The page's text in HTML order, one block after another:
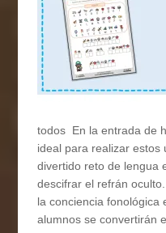
todos En la entrada de
ideal para realizar estos
divertido reto de lengua
descifrar el refrán
la conciencia fonológica
alumnos se convertirán